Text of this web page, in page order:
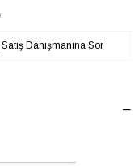
Satış Danışmanına Sor